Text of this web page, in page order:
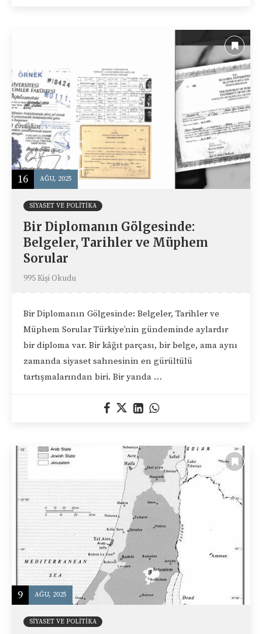
16 AĞU, 2025
SIYASET VE POLITIKA
Bir Diplomanın Gölgesinde:
Belgeler, Tarihler ve Müphem
Sorular
995 Kişi Okudu
Bir Diplomanın Gölgesinde: Belgeler, Tarihler ve
Müphem Sorular Türkiye’nin gündeminde aylardır
bir diploma var. Bir kâğıt parçası, bir belge, ama aynı
zamanda siyaset sahnesinin en gürültülü
tartışmalarından biri. Bir yanda …
9 AĞU, 2025
SIYASET VE POLITIKA